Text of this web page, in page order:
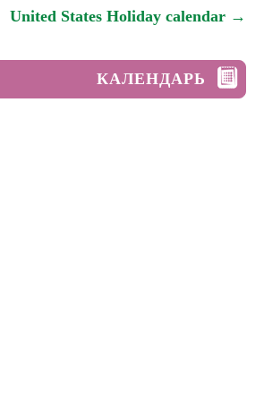
United States Holiday calendar →
КАЛЕНДАРЬ